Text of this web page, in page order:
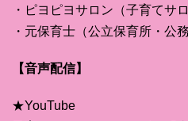
・ピヨピヨサロン（子育てサ
・元保育士（公立保育所・公
【音声配信】
★YouTube